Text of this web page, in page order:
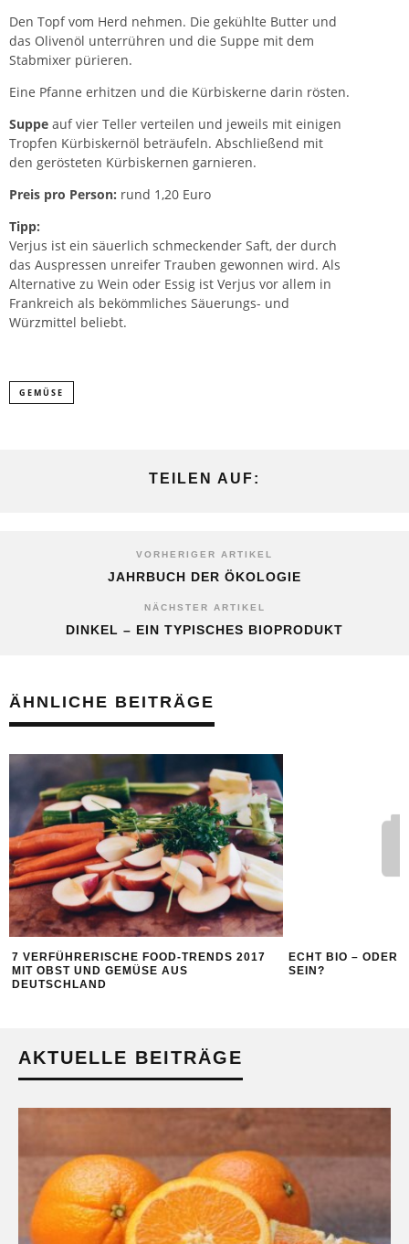
Den Topf vom Herd nehmen. Die gekühlte Butter und
das Olivenöl unterrühren und die Suppe mit dem
Stabmixer pürieren.
Eine Pfanne erhitzen und die Kürbiskerne darin rösten.
Suppe auf vier Teller verteilen und jeweils mit einigen
Tropfen Kürbiskernöl beträufeln. Abschließend mit
den gerösteten Kürbiskernen garnieren.
Preis pro Person: rund 1,20 Euro
Tipp:
Verjus ist ein säuerlich schmeckender Saft, der durch
das Auspressen unreifer Trauben gewonnen wird. Als
Alternative zu Wein oder Essig ist Verjus vor allem in
Frankreich als bekömmliches Säuerungs- und
Würzmittel beliebt.
GEMÜSE
TEILEN AUF:
VORHERIGER ARTIKEL
JAHRBUCH DER ÖKOLOGIE
NÄCHSTER ARTIKEL
DINKEL – EIN TYPISCHES BIOPRODUKT
ÄHNLICHE BEITRÄGE
7 VERFÜHRERISCHE FOOD-TRENDS 2017
MIT OBST UND GEMÜSE AUS
DEUTSCHLAND
ECHT BIO – ODER
SEIN?
AKTUELLE BEITRÄGE